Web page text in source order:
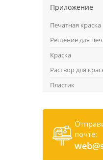
Приложение
Печатная краска
Решение для
Краска
Раствор для
Пластик
почте: